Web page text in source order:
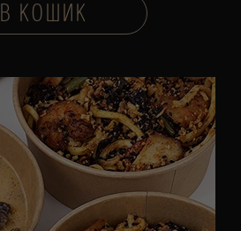
В КОШИК